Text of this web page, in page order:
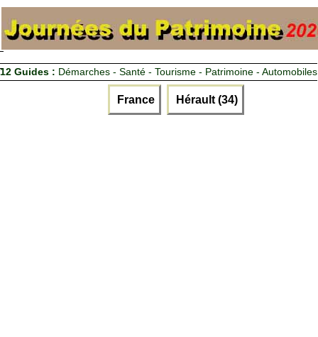
12 Guides : Démarches - Santé - Tourisme - Patrimoine - Automobiles
France Hérault (34)